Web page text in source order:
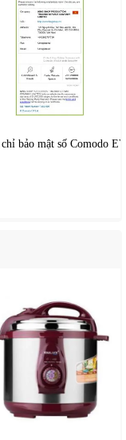
dụng kết nối điện
thích nhanh chóng,
tiện lợi, chia sẻ
trí trở nên thông minh
bảo mật số Comodo EV